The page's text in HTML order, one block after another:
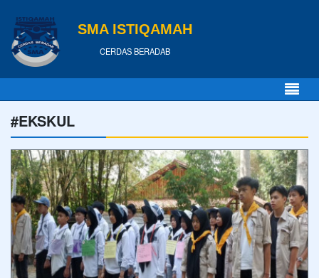
SMA ISTIQAMAH
CERDAS BERADAB
#EKSKUL